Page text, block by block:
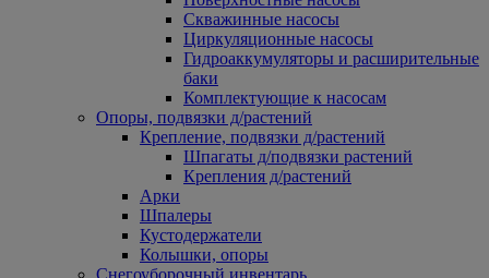
Скважинные насосы
Циркуляционные насосы
Гидроаккумуляторы и расширительные
баки
Комплектующие к насосам
Опоры, подвязки д/растений
Крепление, подвязки д/растений
Шпагаты д/подвязки растений
Крепления д/растений
Арки
Шпалеры
Кустодержатели
Колышки, опоры
Снегоуборочный инвентарь